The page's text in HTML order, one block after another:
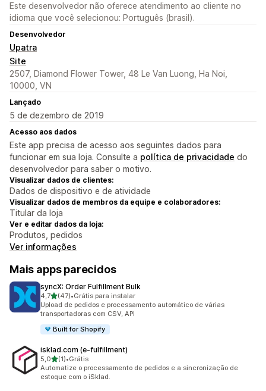
Este desenvolvedor não oferece atendimento ao cliente no
idioma que você selecionou: Português (brasil).
Desenvolvedor
Upatra
Site
2507, Diamond Flower Tower, 48 Le Van Luong, Ha Noi,
10000, VN
Lançado
5 de dezembro de 2019
Acesso aos dados
Este app precisa de acesso aos seguintes dados para
funcionar em sua loja. Consulte a política de privacidade do
desenvolvedor para saber o motivo.
Visualizar dados de clientes:
Dados de dispositivo e de atividade
Visualizar dados de membros da equipe e colaboradores:
Titular da loja
Ver e editar dados da loja:
Produtos, pedidos
Ver informações
Mais apps parecidos
syncX: Order Fulfillment Bulk
4,7de 5 estrelas
(47)
47 avaliações ao todo
•Grátis para instalar
Upload de pedidos e processamento automático de várias
transportadoras com CSV, API
Built for Shopify
isklad.com (e‑fulfillment)
5,0de 5 estrelas
(1)
1 avaliações ao todo
•Grátis
Automatize o processamento de pedidos e a sincronização de
estoque com o iSklad.